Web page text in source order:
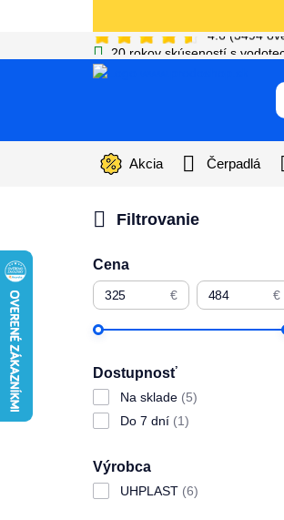
20 rokov skúseností s
Akcia Čerpadlá
Filtrovanie
Cena
€ €
Dostupnosť
Na sklade (5)
Do 7 dní (1)
Výrobca
UHPLAST (6)